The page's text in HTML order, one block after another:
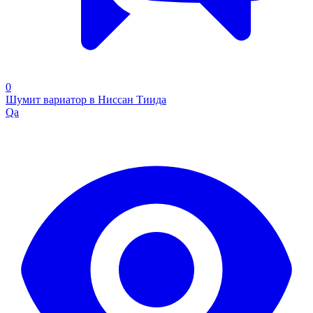
0
Шумит вариатор в Ниссан Тиида
Qa